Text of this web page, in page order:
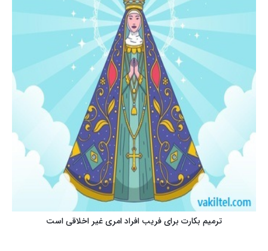
ترمیم بکارت برای فریب افراد امری غیر اخلاقی است